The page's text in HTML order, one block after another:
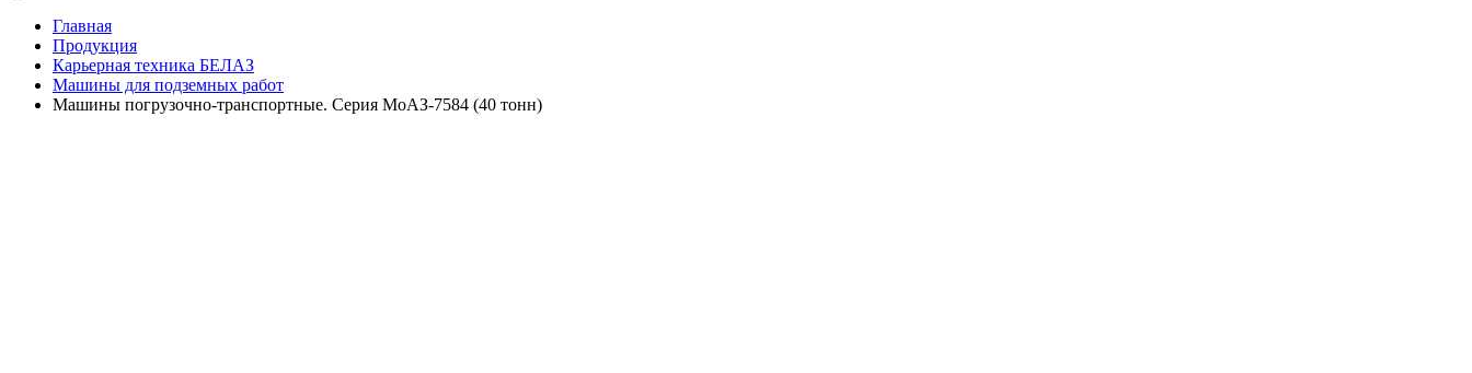
Главная
Продукция
Карьерная техника БЕЛАЗ
Машины для подземных работ
Машины погрузочно-транспортные. Серия МоАЗ-7584 (40 тонн)